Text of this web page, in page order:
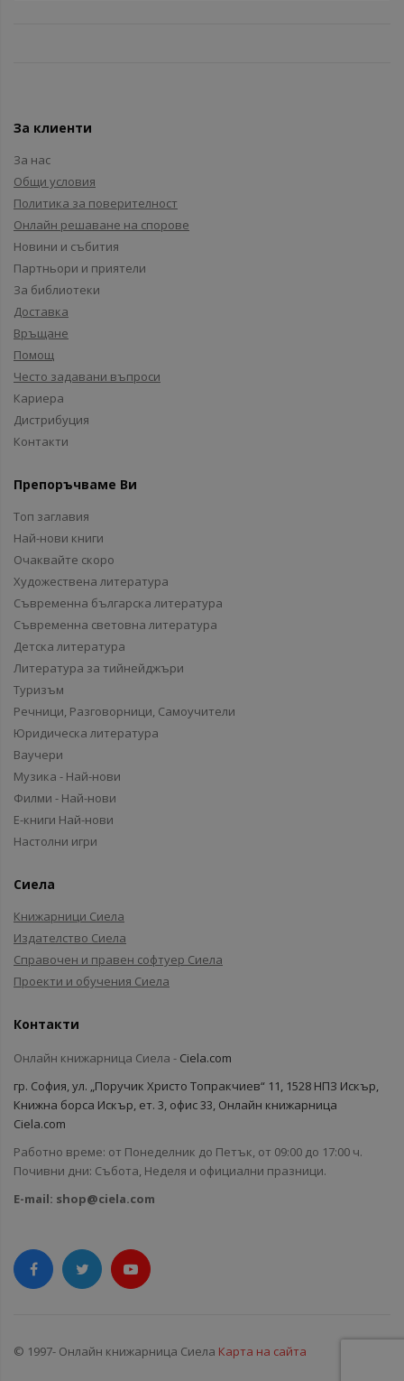
За клиенти
За нас
Общи условия
Политика за поверителност
Онлайн решаване на спорове
Новини и събития
Партньори и приятели
За библиотеки
Доставка
Връщане
Помощ
Често задавани въпроси
Кариера
Дистрибуция
Контакти
Препоръчваме Ви
Топ заглавия
Най-нови книги
Очаквайте скоро
Художествена литература
Съвременна българска литература
Съвременна световна литература
Детска литература
Литература за тийнейджъри
Туризъм
Речници, Разговорници, Самоучители
Юридическа литература
Ваучери
Музика - Най-нови
Филми - Най-нови
Е-книги Най-нови
Настолни игри
Сиела
Книжарници Сиела
Издателство Сиела
Справочен и правен софтуер Сиела
Проекти и обучения Сиела
Контакти
Онлайн книжарница Сиела - Ciela.com
гр. София, ул. „Поручик Христо Топракчиев“ 11, 1528 НПЗ Искър,
Книжна борса Искър, ет. 3, офис 33, Онлайн книжарница
Ciela.com
Работно време: от Понеделник до Петък, от 09:00 до 17:00 ч.
Почивни дни: Събота, Неделя и официални празници.
E-mail: shop@ciela.com
© 1997- Онлайн книжарница Сиела Карта на сайта